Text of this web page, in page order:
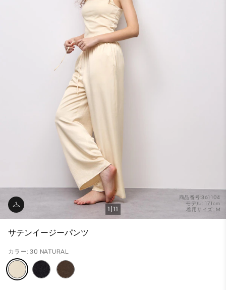
商品番号:361104
モデル: 171cm
着用サイズ: M
1 11
サテンイージーパンツ
カラー: 30 NATURAL